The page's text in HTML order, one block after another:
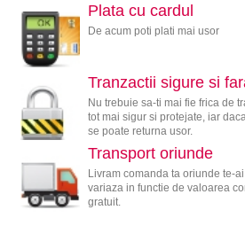
Plata cu cardul
De acum poti plati mai usor
Tranzactii sigure si
Nu trebuie sa-ti mai fie frica de
tot mai sigur si protejate, iar
se poate returna usor.
Transport oriunde
Livram comanda ta oriunde te-
variaza in functie de valoarea
gratuit.